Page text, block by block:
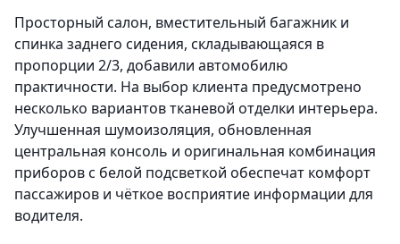
Просторный салон, вместительный багажник и
спинка заднего сидения, складывающаяся в
пропорции 2/3, добавили автомобилю
практичности. На выбор клиента предусмотрено
несколько вариантов тканевой отделки интерьера.
Улучшенная шумоизоляция, обновленная
центральная консоль и оригинальная комбинация
приборов с белой подсветкой обеспечат комфорт
пассажиров и чёткое восприятие информации для
водителя.